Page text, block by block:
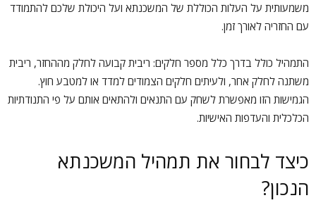
משמעותית על העלות הכוללת של המשכנתא ועל היכולת שלכם להתמודד
עם החזריה לאורך זמן.
התמהיל כולל בדרך כלל מספר חלקים: ריבית קבועה לחלק מההחזר, ריבית
משתנה לחלק אחר, ולעיתים חלקים הצמודים למדד או למטבע חוץ.
הגמישות הזו מאפשרת לשחק עם התנאים ולהתאים אותם על פי התנודתיות
הכלכלית והעדפות האישיות.
כיצד לבחור את תמהיל המשכנתא
הנכון?